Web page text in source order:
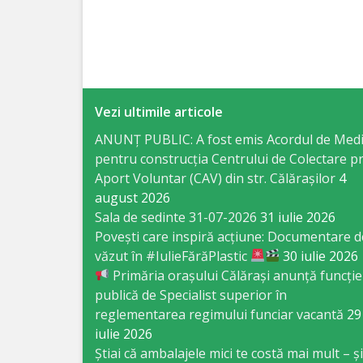
Construcţii,
Gospodărie
Comunală
Drumuri
Specialist
Problemele
Antreprenoriat,
Vezi ultimile articole
ANUNȚ PUBLIC: A fost emis Acordul de
pentru construcția Centrului de Colectare
Aport Voluntar (CAV) din str. Călărașilor 4
august 2026
Sala de sedinte 31-07-2026 31 iulie 2026
Povești care inspiră acțiune: Documentare
văzut în #IulieFărăPlastic
30 iulie 2026
Primăria orașului Călărași anunță funcție
publică de Specialist superior în
reglementarea regimului funciar vacantă 29
iulie 2026
Știai că ambalajele mici te costă mai mult – și